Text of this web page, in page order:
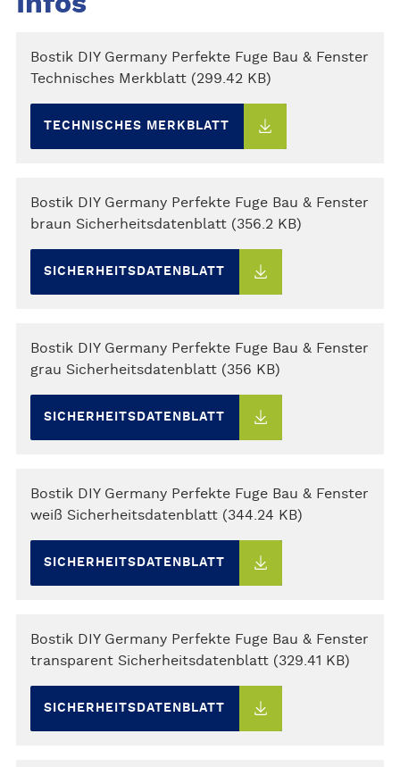
Bostik DIY Germany Perfekte Fuge Bau & Fenster
Technisches Merkblatt (299.42 KB)
TECHNISCHES MERKBLATT
Bostik DIY Germany Perfekte Fuge Bau & Fenster
braun Sicherheitsdatenblatt (356.2 KB)
SICHERHEITSDATENBLATT
Bostik DIY Germany Perfekte Fuge Bau & Fenster
grau Sicherheitsdatenblatt (356 KB)
SICHERHEITSDATENBLATT
Bostik DIY Germany Perfekte Fuge Bau & Fenster
weiß Sicherheitsdatenblatt (344.24 KB)
SICHERHEITSDATENBLATT
Bostik DIY Germany Perfekte Fuge Bau & Fenster
transparent Sicherheitsdatenblatt (329.41 KB)
SICHERHEITSDATENBLATT